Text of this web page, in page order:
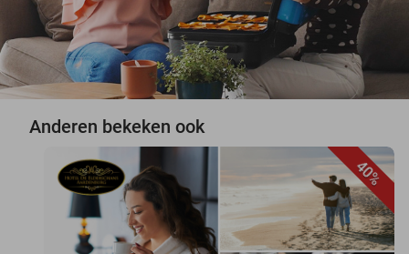
Anderen bekeken ook
40%